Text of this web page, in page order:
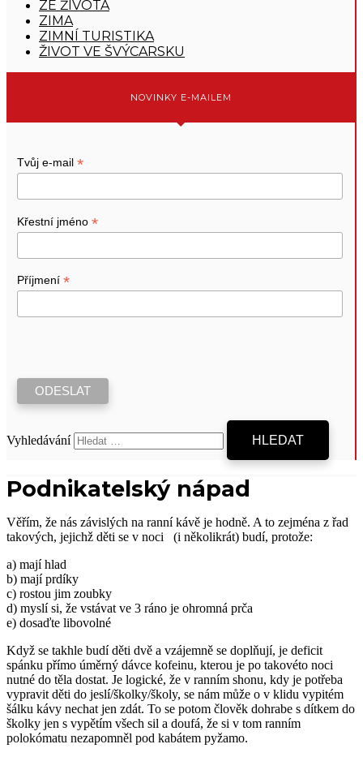
ZE ŽIVOTA
ZIMA
ZIMNÍ TURISTIKA
ŽIVOT VE ŠVÝCARSKU
NOVINKY E-MAILEM
Tvůj e-mail *
Křestní jméno *
Příjmení *
Vyhledávání
Podnikatelský nápad
Věřím, že nás závislých na ranní kávě je hodně. A to zejména z řad
takových, jejichž děti se v noci (i několikrát) budí, protože:
a) mají hlad
b) mají prdíky
c) rostou jim zoubky
d) myslí si, že vstávat ve 3 ráno je ohromná prča
e) dosaďte libovolné
Když se takhle budí děti dvě a vzájemně se doplňují, je deficit
spánku přímo úměrný dávce kofeinu, kterou je po takovéto noci
nutné do těla dostat. Je logické, že v ranním shonu, kdy je potřeba
vypravit děti do jeslí/školky/školy, se nám může o v klidu vypitém
šálku kávy nechat jen zdát. To se potom člověk dohrabe s dítkem do
školky jen s vypětím všech sil a doufá, že si v tom ranním
polokómatu nezapomněl pod kabátem pyžamo.